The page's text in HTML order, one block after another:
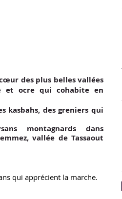
des plus belles vallées
et ocre qui cohabite en
kasbahs, des greniers qui
montagnards dans
vallée de Tassaout
qui apprécient la marche.